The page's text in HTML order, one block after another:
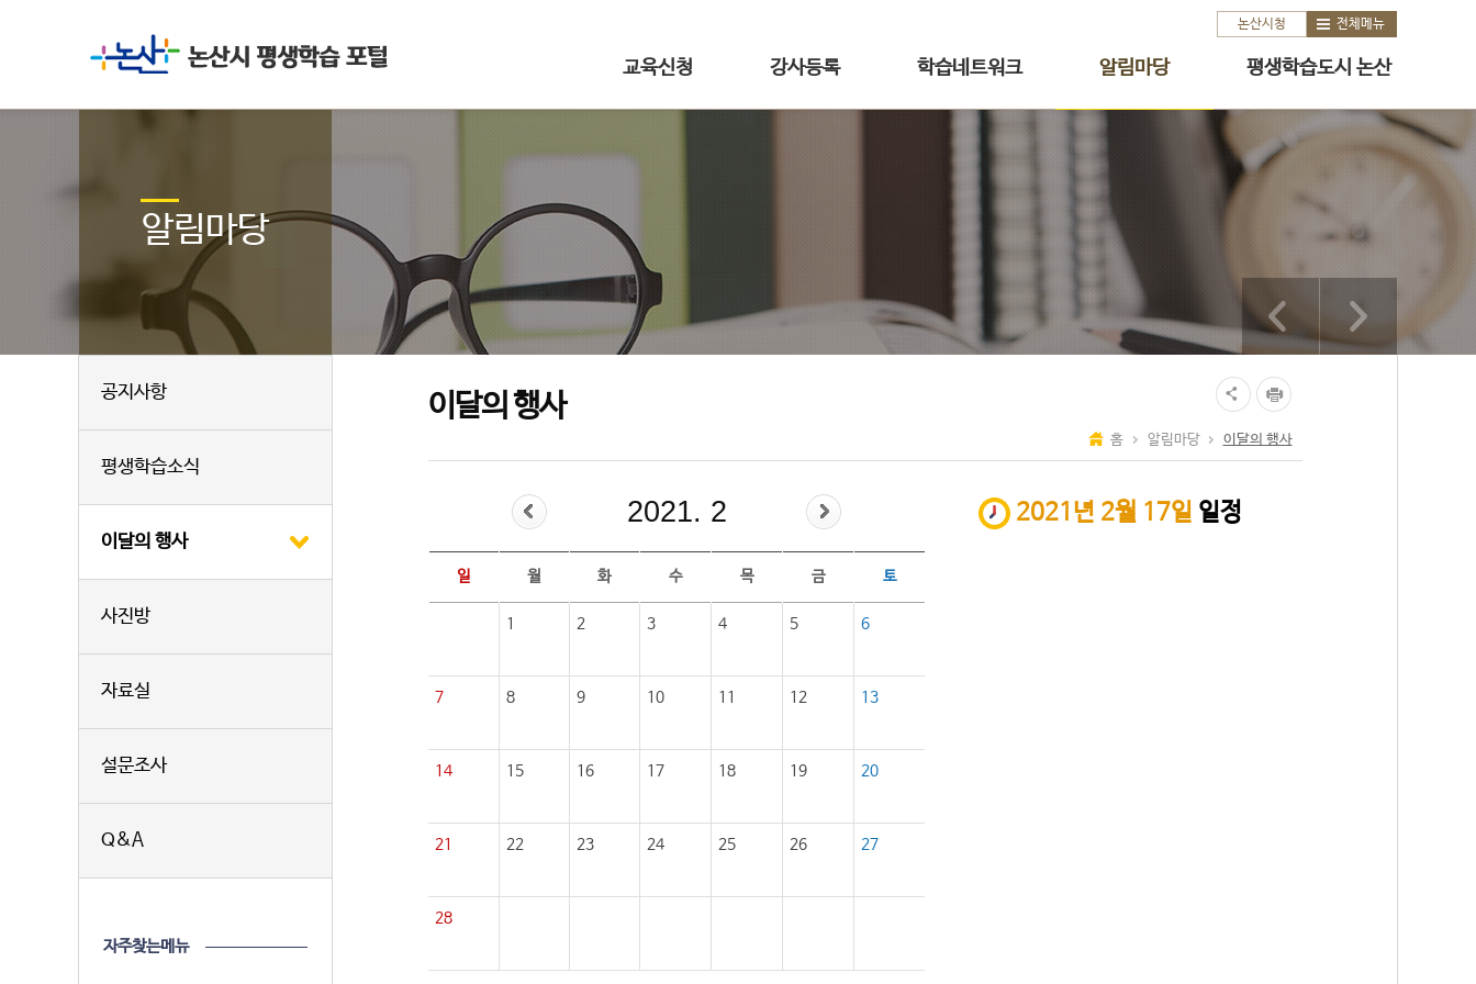
논산시청 전체메뉴
교육신청 강사등록 학습네트워크 알림마당 평생학습도시 논산
알림마당
공지사항
평생학습소식
이달의 행사
사진방
자료실
설문조사
Q&A
자주찾는메뉴
이달의 행사
홈 알림마당 이달의 행사
2021. 2
일 월 화 수 목 금 토
1 2 3 4 5 6
7 8 9 10 11 12 13
14 15 16 17 18 19 20
21 22 23 24 25 26 27
28
2021년 2월 17일 일정